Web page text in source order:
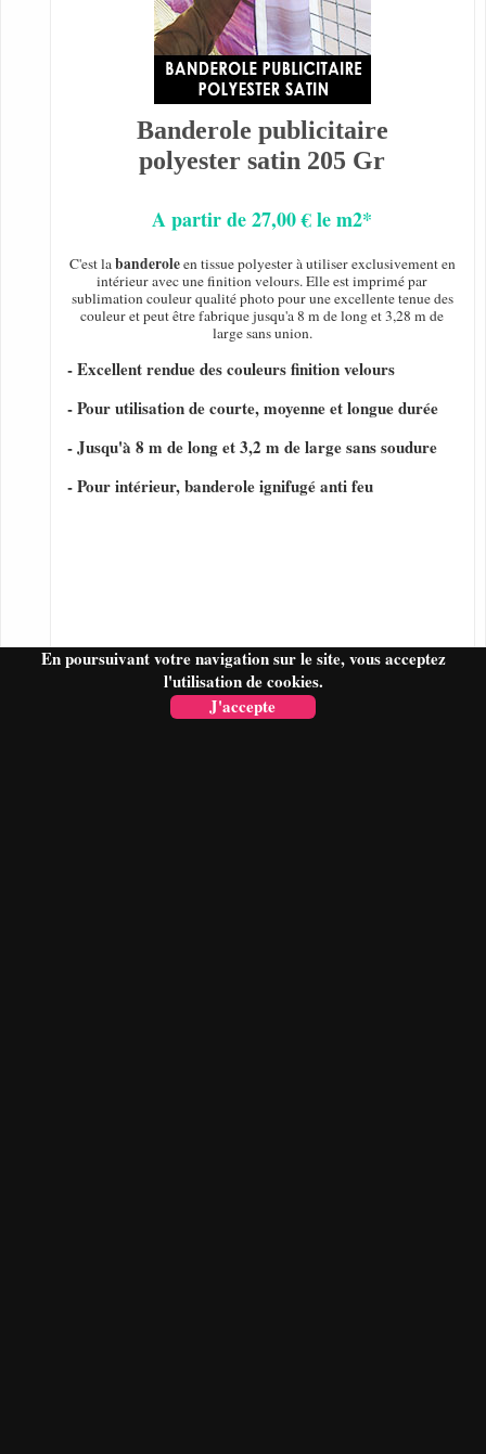
En poursuivant votre navigation sur le site, vous acceptez
l'utilisation de cookies.
J'accepte
Banderole publicitaire
polyester satin 205 Gr
A partir de 27,00 € le m2*
C'est labanderoleen tissue polyester à utiliser exclusivement en
intérieur avec une finition velours. Elle est imprimé par
sublimation couleur qualité photo pour une excellente tenue des
couleur et peut être fabrique jusqu'a 8 m de long et 3,28 m de
large sans union.
- Excellent rendue des couleurs finition velours
- Pour utilisation de courte, moyenne et longue durée
- Jusqu'à 8 m de long et 3,2 m de large sans soudure
- Pour intérieur, banderole ignifugé anti feu